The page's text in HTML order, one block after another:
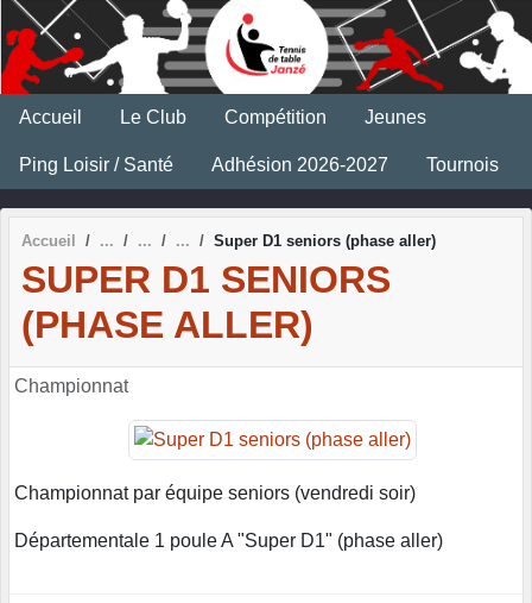
Accueil Le Club Compétition Jeunes
Ping Loisir / Santé Adhésion 2026-2027 Tournois
Accueil Super D1 seniors (phase aller)
SUPER D1 SENIORS
(PHASE ALLER)
Championnat
Championnat par équipe seniors (vendredi soir)
Départementale 1 poule A "Super D1" (phase aller)
Panneau de gestion des cookies